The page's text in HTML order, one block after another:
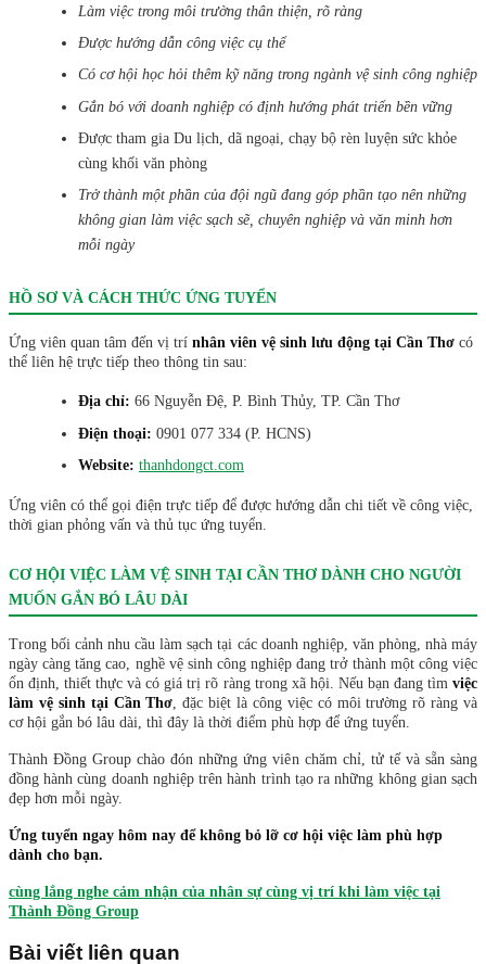
Làm việc trong môi trường thân thiện, rõ ràng
Được hướng dẫn công việc cụ thể
Có cơ hội học hỏi thêm kỹ năng trong ngành vệ sinh công nghiệp
Gắn bó với doanh nghiệp có định hướng phát triển bền vững
Được tham gia Du lịch, dã ngoại, chạy bộ rèn luyện sức khỏe
cùng khối văn phòng
Trở thành một phần của đội ngũ đang góp phần tạo nên những
không gian làm việc sạch sẽ, chuyên nghiệp và văn minh hơn
mỗi ngày
HỒ SƠ VÀ CÁCH THỨC ỨNG TUYỂN
Ứng viên quan tâm đến vị trí nhân viên vệ sinh lưu động tại Cần Thơ có
thể liên hệ trực tiếp theo thông tin sau:
Địa chỉ: 66 Nguyễn Đệ, P. Bình Thủy, TP. Cần Thơ
Điện thoại: 0901 077 334 (P. HCNS)
Website: thanhdongct.com
Ứng viên có thể gọi điện trực tiếp để được hướng dẫn chi tiết về công việc,
thời gian phỏng vấn và thủ tục ứng tuyển.
CƠ HỘI VIỆC LÀM VỆ SINH TẠI CẦN THƠ DÀNH CHO NGƯỜI
MUỐN GẮN BÓ LÂU DÀI
Trong bối cảnh nhu cầu làm sạch tại các doanh nghiệp, văn phòng, nhà máy
ngày càng tăng cao, nghề vệ sinh công nghiệp đang trở thành một công việc
ổn định, thiết thực và có giá trị rõ ràng trong xã hội. Nếu bạn đang tìm việc
làm vệ sinh tại Cần Thơ, đặc biệt là công việc có môi trường rõ ràng và
cơ hội gắn bó lâu dài, thì đây là thời điểm phù hợp để ứng tuyển.
Thành Đồng Group chào đón những ứng viên chăm chỉ, tử tế và sẵn sàng
đồng hành cùng doanh nghiệp trên hành trình tạo ra những không gian sạch
đẹp hơn mỗi ngày.
Ứng tuyển ngay hôm nay để không bỏ lỡ cơ hội việc làm phù hợp
dành cho bạn.
cùng lắng nghe cảm nhận của nhân sự cùng vị trí khi làm việc tại
Thành Đồng Group
Bài viết liên quan